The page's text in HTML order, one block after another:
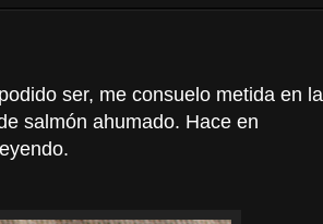
ser, me consuelo metida en la
salmón ahumado. Hace en